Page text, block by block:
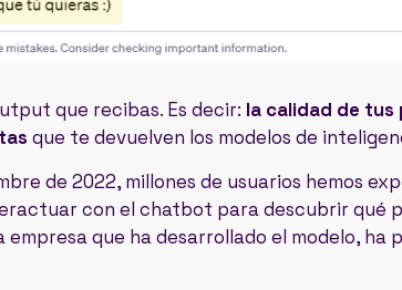
que recibas. Es decir: la calidad de
que te devuelven los modelos de
de 2022, millones de usuarios hemos
con el chatbot para descubrir qué
empresa que ha desarrollado el modelo, ha